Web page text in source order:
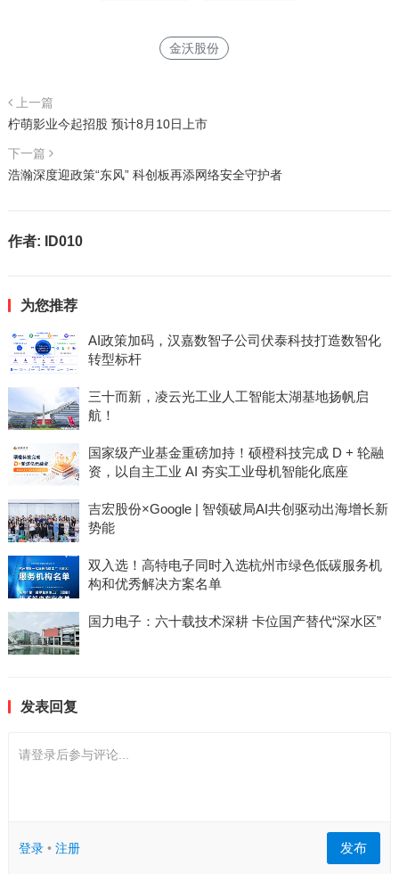
金沃股份
上一篇
柠萌影业今起招股 预计8月10日上市
下一篇
浩瀚深度迎政策“东风” 科创板再添网络安全守护者
作者: ID010
为您推荐
AI政策加码，汉嘉数智子公司伏泰科技打造数智化
转型标杆
三十而新，凌云光工业人工智能太湖基地扬帆启
航！
国家级产业基金重磅加持！硕橙科技完成 D + 轮融
资，以自主工业 AI 夯实工业母机智能化底座
吉宏股份×Google | 智领破局AI共创驱动出海增长新
势能
双入选！高特电子同时入选杭州市绿色低碳服务机
构和优秀解决方案名单
国力电子：六十载技术深耕 卡位国产替代“深水区”
发表回复
请登录后参与评论...
登录• 注册 发布